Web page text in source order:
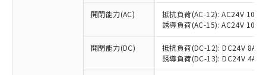
開閉能力(AC)
抵抗負荷(AC-12): AC24V 10A/
誘導負荷(AC-15): AC24V
開閉能力(DC)
抵抗負荷(DC-12): DC24V 8A/
誘導負荷(DC-13): DC24V 4A/
ご利用条件
非含有に対応した製品が提供可能な商品で
対応予定：EU RoHS指令（10物質）の非含
有に対応した製品に切り替える予定のある